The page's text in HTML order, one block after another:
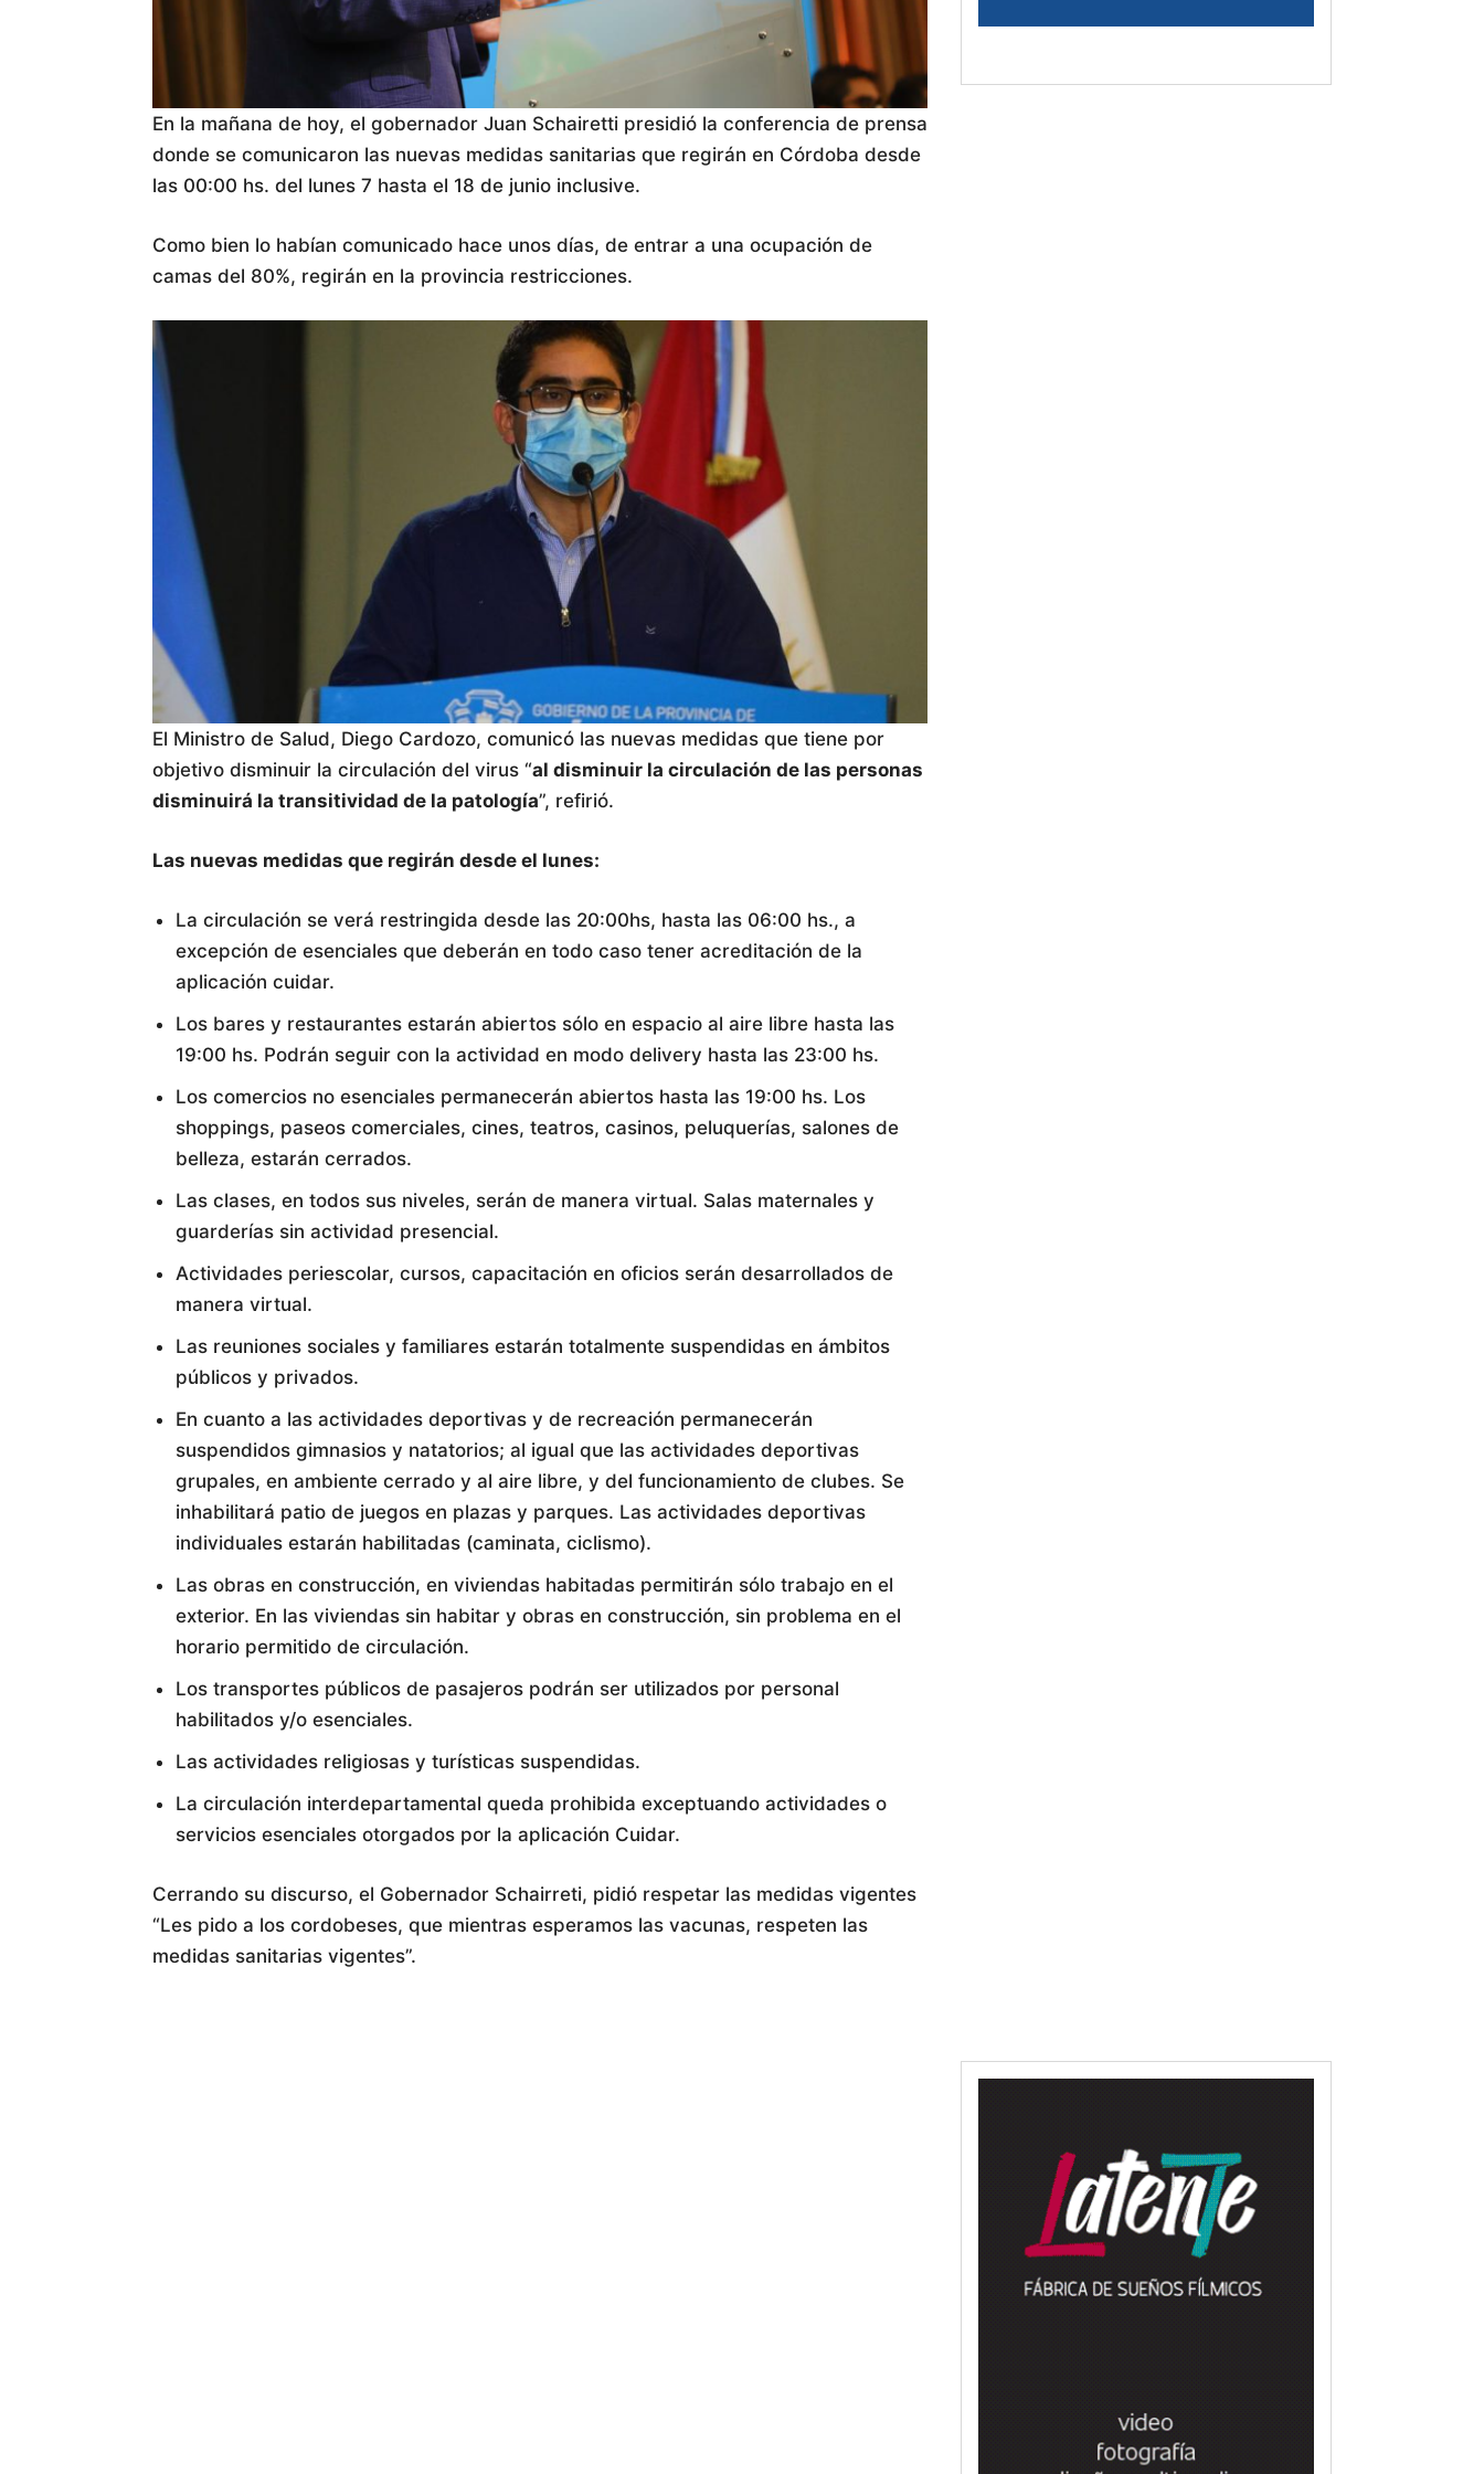
En la mañana de hoy, el gobernador Juan Schairetti presidió la conferencia de prensa
donde se comunicaron las nuevas medidas sanitarias que regirán en Córdoba desde
las 00:00 hs. del lunes 7 hasta el 18 de junio inclusive.
Como bien lo habían comunicado hace unos días, de entrar a una ocupación de
camas del 80%, regirán en la provincia restricciones.
El Ministro de Salud, Diego Cardozo, comunicó las nuevas medidas que tiene por
objetivo disminuir la circulación del virus “al disminuir la circulación de las personas
disminuirá la transitividad de la patología”, refirió.
Las nuevas medidas que regirán desde el lunes:
La circulación se verá restringida desde las 20:00hs, hasta las 06:00 hs., a
excepción de esenciales que deberán en todo caso tener acreditación de la
aplicación cuidar.
Los bares y restaurantes estarán abiertos sólo en espacio al aire libre hasta las
19:00 hs. Podrán seguir con la actividad en modo delivery hasta las 23:00 hs.
Los comercios no esenciales permanecerán abiertos hasta las 19:00 hs. Los
shoppings, paseos comerciales, cines, teatros, casinos, peluquerías, salones de
belleza, estarán cerrados.
Las clases, en todos sus niveles, serán de manera virtual. Salas maternales y
guarderías sin actividad presencial.
Actividades periescolar, cursos, capacitación en oficios serán desarrollados de
manera virtual.
Las reuniones sociales y familiares estarán totalmente suspendidas en ámbitos
públicos y privados.
En cuanto a las actividades deportivas y de recreación permanecerán
suspendidos gimnasios y natatorios; al igual que las actividades deportivas
grupales, en ambiente cerrado y al aire libre, y del funcionamiento de clubes. Se
inhabilitará patio de juegos en plazas y parques. Las actividades deportivas
individuales estarán habilitadas (caminata, ciclismo).
Las obras en construcción, en viviendas habitadas permitirán sólo trabajo en el
exterior. En las viviendas sin habitar y obras en construcción, sin problema en el
horario permitido de circulación.
Los transportes públicos de pasajeros podrán ser utilizados por personal
habilitados y/o esenciales.
Las actividades religiosas y turísticas suspendidas.
La circulación interdepartamental queda prohibida exceptuando actividades o
servicios esenciales otorgados por la aplicación Cuidar.
Cerrando su discurso, el Gobernador Schairreti, pidió respetar las medidas vigentes
“Les pido a los cordobeses, que mientras esperamos las vacunas, respeten las
medidas sanitarias vigentes”.